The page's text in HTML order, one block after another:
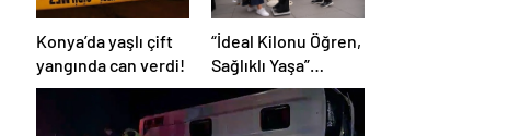
Konya’da yaşlı çift
yangında can verdi!
“İdeal Kilonu Öğren,
Sağlıklı Yaşa”
kampanyası başladı